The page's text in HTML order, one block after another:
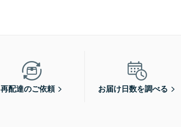
再配達のご依頼 お届け日数を調べる